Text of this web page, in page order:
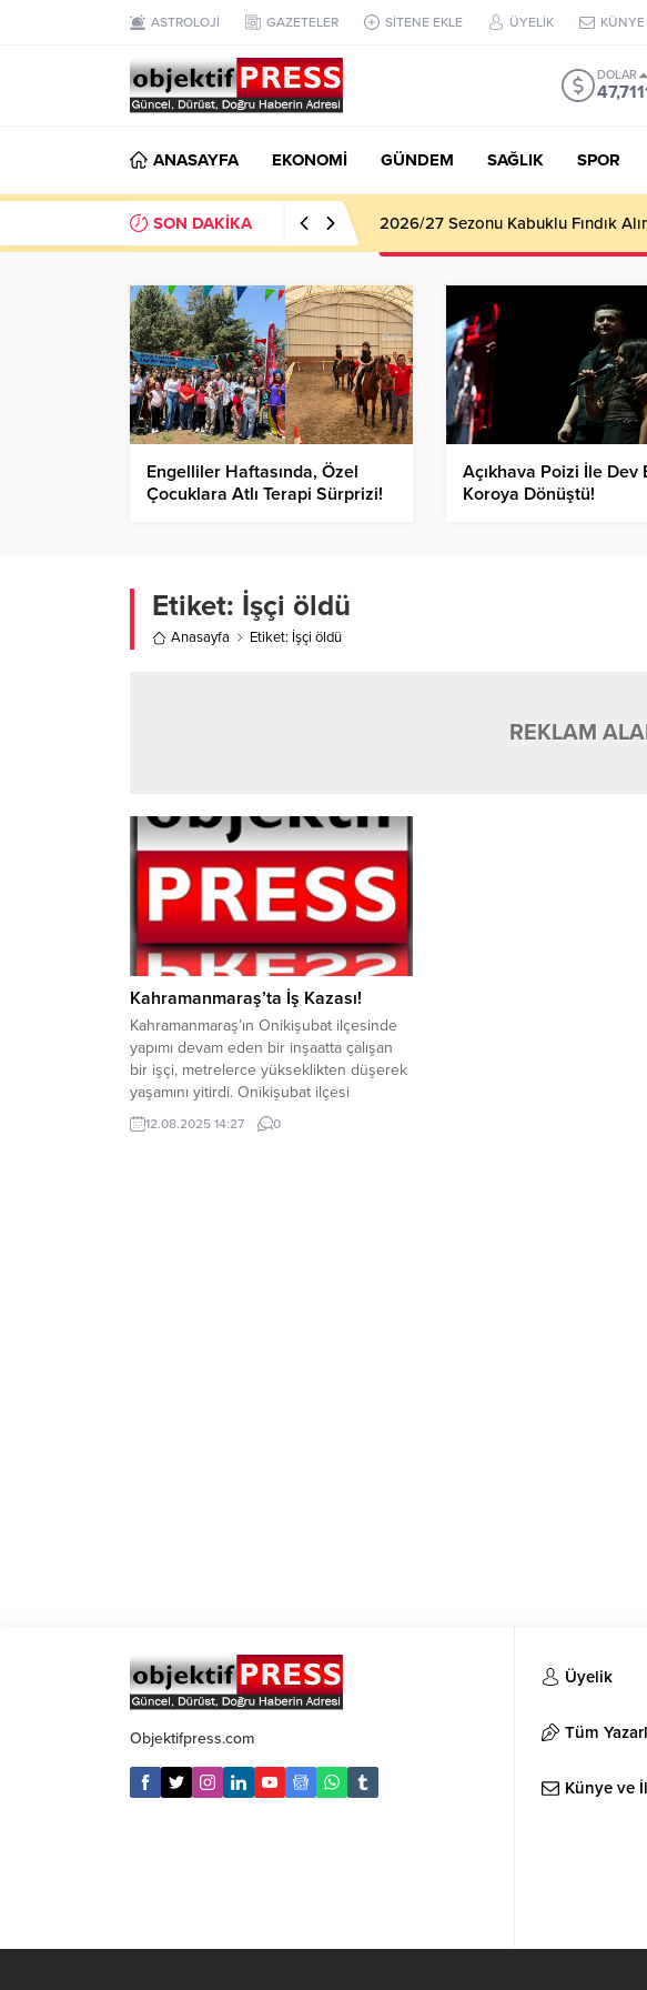
ASTROLOJİ GAZETELER SİTENE EKLE ÜYELİK KÜNYE
DOLAR
ANASAYFA EKONOMİ GÜNDEM SAĞLIK SPOR
SON DAKİKA 2026/27 Sezonu Kabuklu Fındık
Engelliler Haftasında, Özel
Çocuklara Atlı Terapi Sürprizi!
Açıkhava Poizi İle Dev
Koroya Dönüştü!
Etiket: İşçi öldü
Anasayfa Etiket: İşçi öldü
REKLAM
Kahramanmaraş’ta İş Kazası!
Kahramanmaraş’ın Onikişubat ilçesinde
yapımı devam eden bir inşaatta çalışan
bir işçi, metrelerce yükseklikten düşerek
yaşamını yitirdi. Onikişubat ilçesi
Mercimektepe Mahallesi’nde inşaatta
çalışan 63 yaşında olan Z.G. çalışırken
12.08.2025 14:27 0
Objektifpress.com
Üyelik
Tüm
Künye ve